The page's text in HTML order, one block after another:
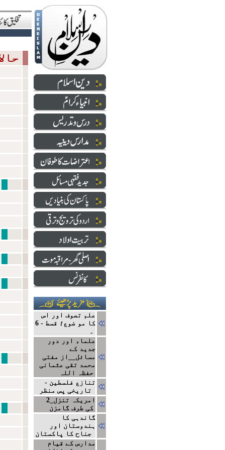
حالاتِ حاضرہ
علم تصوف اور اس
کا مو ضوع؛ قسط - 6
۔
علماء اور دور
جدید کے
مسائل__از مفتی
محمد تقی عثمانی
حفظہ اللہ
تنازع فلسطین -
2_امریکہ تنزل
کی طرف گامزن
گاندہی کا
ہندوستان اور
جناح کا پاکستان
مدارس کے قیام